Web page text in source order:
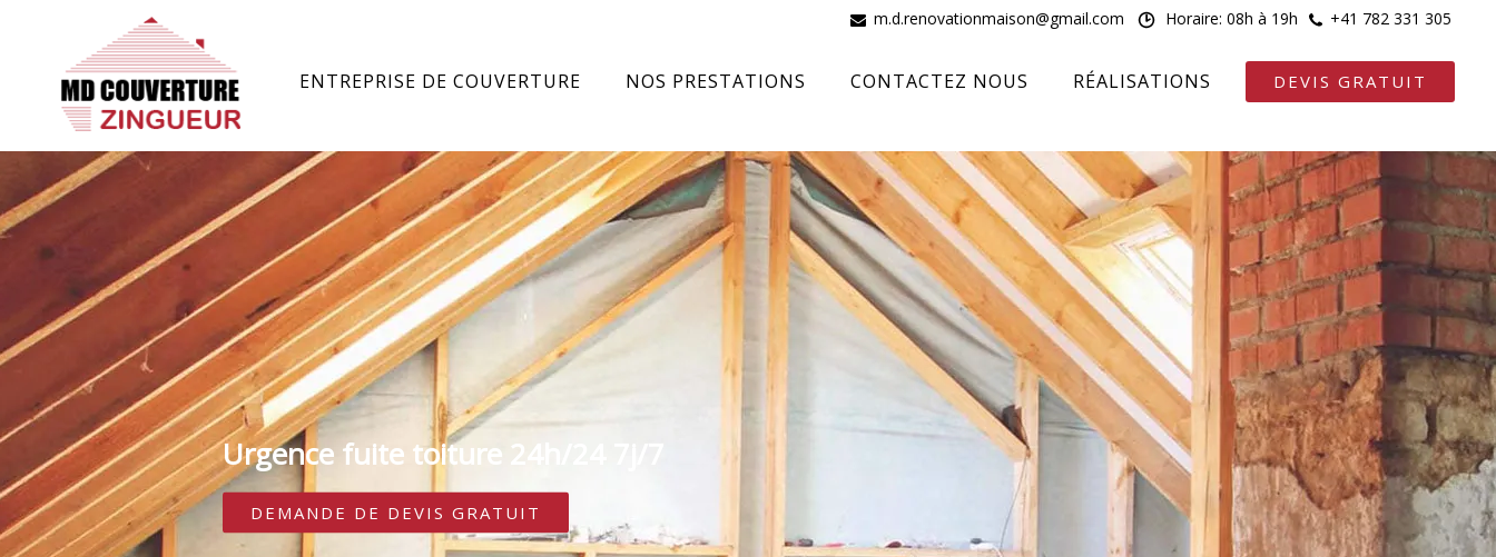
ENTREPRISE DE COUVERTURE NOS PRESTATIONS CONTACTEZ NOUS RÉALISATIONS DEVIS GRATUIT
m.d.renovationmaison@gmail.com Horaire: 08h à 19h +41 782 331 305
Urgence fuite toiture 24h/24 7j/7
DEMANDE DE DEVIS GRATUIT